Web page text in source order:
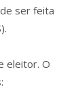
ser feita
eleitor. O